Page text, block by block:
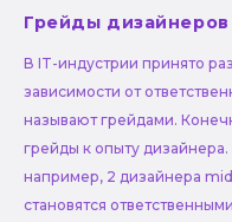
Грейды
В IT-индустрии принято
зависимости от
называют грейдами.
грейды к опыту
например, 2 дизайнера
становятся